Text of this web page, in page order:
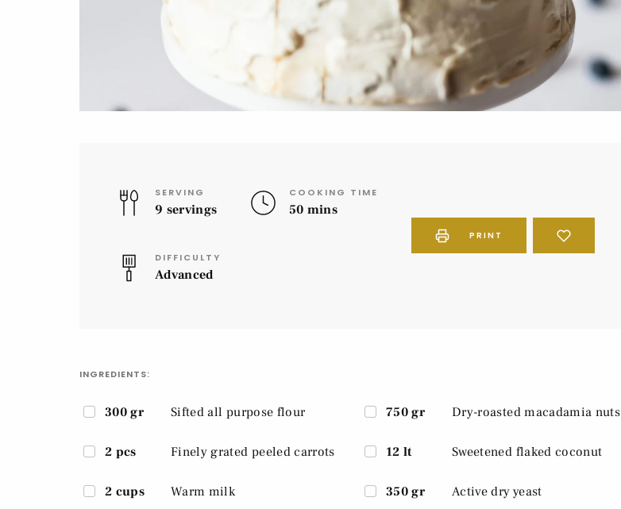
SERVING
9 servings
COOKING TIME
50 mins
DIFFICULTY
Advanced
PRINT
INGREDIENTS:
300 gr Sifted all purpose flour 750 gr Dry-roasted macadamia nuts
2 pcs Finely grated peeled carrots 12 lt Sweetened flaked coconut
2 cups Warm milk 350 gr Active dry yeast